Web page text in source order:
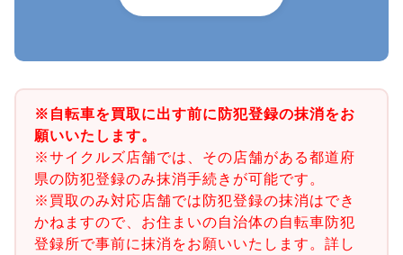
※自転車を買取に出す前に防犯登録の抹消をお
願いいたします。
※サイクルズ店舗では、その店舗がある都道府
県の防犯登録のみ抹消手続きが可能です。
※買取のみ対応店舗では防犯登録の抹消はでき
かねますので、お住まいの自治体の自転車防犯
登録所で事前に抹消をお願いいたします。詳し